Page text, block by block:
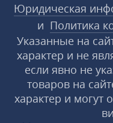
Юридическая
и Политика
Указанные на
характер и не
если явно не
товаров на
характер и могут